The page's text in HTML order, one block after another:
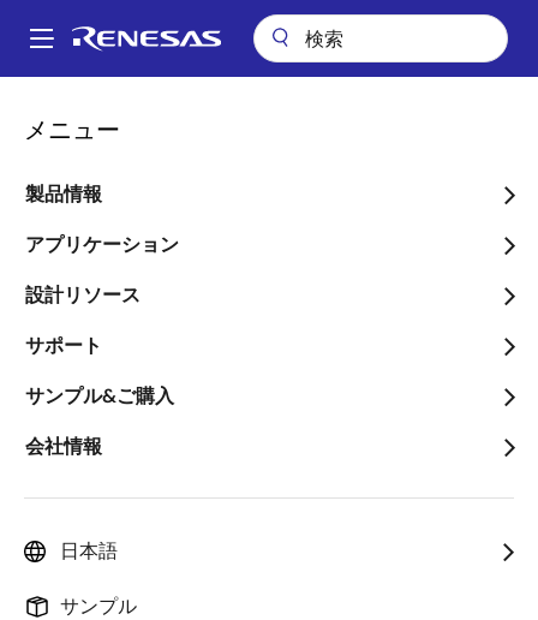
ン
Main
メニュー
製品情報
アプリケーション
設計リソース
サポート
サンプル&ご購入
会社情報
日本語
サンプル
パ
ン
く
ず
決算概要
2016年11月2日
（自 平成28年7
（自 平成28年4